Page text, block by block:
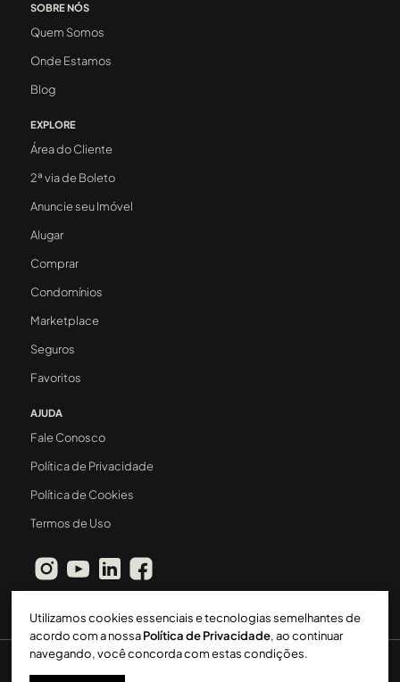
SOBRE NÓS
Quem Somos
Onde Estamos
Blog
EXPLORE
Área do Cliente
2ª via de Boleto
Anuncie seu Imóvel
Alugar
Comprar
Condomínios
Marketplace
Seguros
Favoritos
AJUDA
Fale Conosco
Política de Privacidade
Política de Cookies
Termos de Uso
Utilizamos cookies essenciais e tecnologias semelhantes de
acordo com a nossaPolítica de Privacidade, ao continuar
navegando, você concorda com estas condições.